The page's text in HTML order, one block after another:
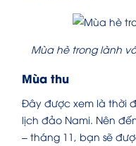
Mùa hè trong lành
Mùa thu
Đây được xem là thời
lịch đảo Nami. Nên
– tháng 11, bạn sẽ